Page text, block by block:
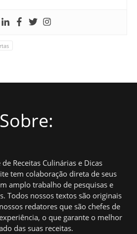
Sobre:
Receitas Culinárias e Dicas
tem colaboração direta de seus
amplo trabalho de pesquisas e
Todos nossos textos são originais
redatores que são chefes de
o que garante o melhor
das suas receitas.